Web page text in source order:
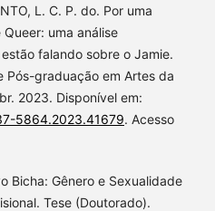
L. C. P. do. Por uma
uma análise
falando sobre o Jamie.
Pós-graduação em Artes da
2023. Disponível em:
5864.2023.41679. Acesso
Bicha: Gênero e Sexualidade
Tese (Doutorado).